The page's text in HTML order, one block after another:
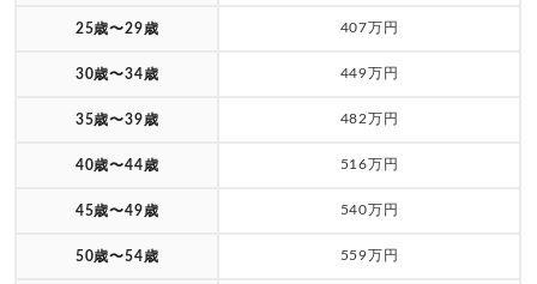
25歳〜29歳 407万円
30歳〜34歳 449万円
35歳〜39歳 482万円
40歳〜44歳 516万円
45歳〜49歳 540万円
50歳〜54歳 559万円